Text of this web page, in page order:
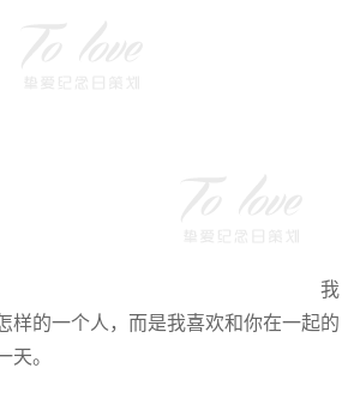
我
样的一个人，而是我喜欢和你在一起的
。